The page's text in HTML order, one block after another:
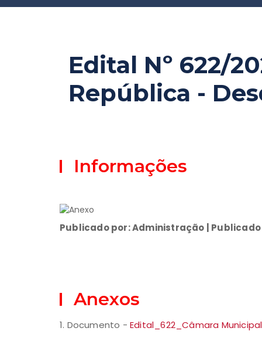
Edital Nº 622/
República -
Informações
Publicado por: Administração | Publicado
Anexos
1. Documento - Edital_622_Câmara